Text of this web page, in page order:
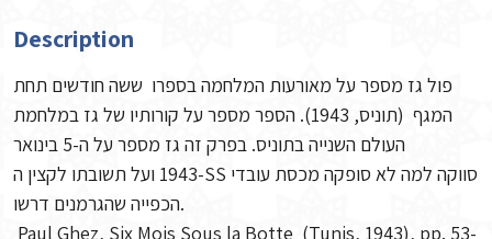
Description
פול גז מספר על מאורעות המלחמה בספרו ששה חודשים תחת
המגף (תוניס, 1943). הספר מספר על קורותיו של גז במלחמת
העולם השנייה בתוניס. בפרק זה גז מספר על ה-5 בינואר
1943 ועל תשובתו לקצין ה-SS סווקה למה לא סופקה מכסת עובדי
הכפייה שהגרמנים דרשו.
Paul Ghez, Six Mois Sous la Botte (Tunis, 1943), pp. 53-